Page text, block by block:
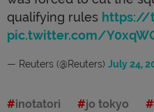
qualifying rules https://
pic.twitter.com/
— Reuters (@Reuters) July 24,
inotatori jo tokyo